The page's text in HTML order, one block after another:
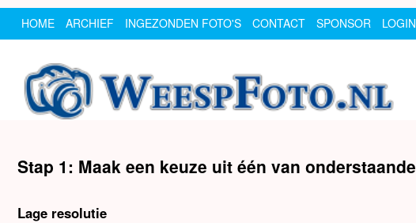
HOME ARCHIEF INGEZONDEN FOTO'S CONTACT SPONSOR LOGIN
Stap 1: Maak een keuze uit één van
Lage resolutie